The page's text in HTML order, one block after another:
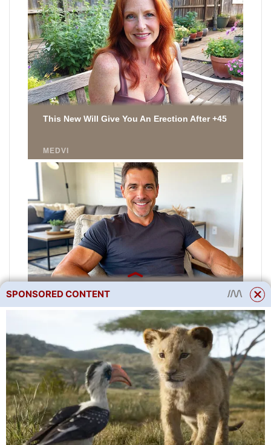
SPONSORED CONTENT